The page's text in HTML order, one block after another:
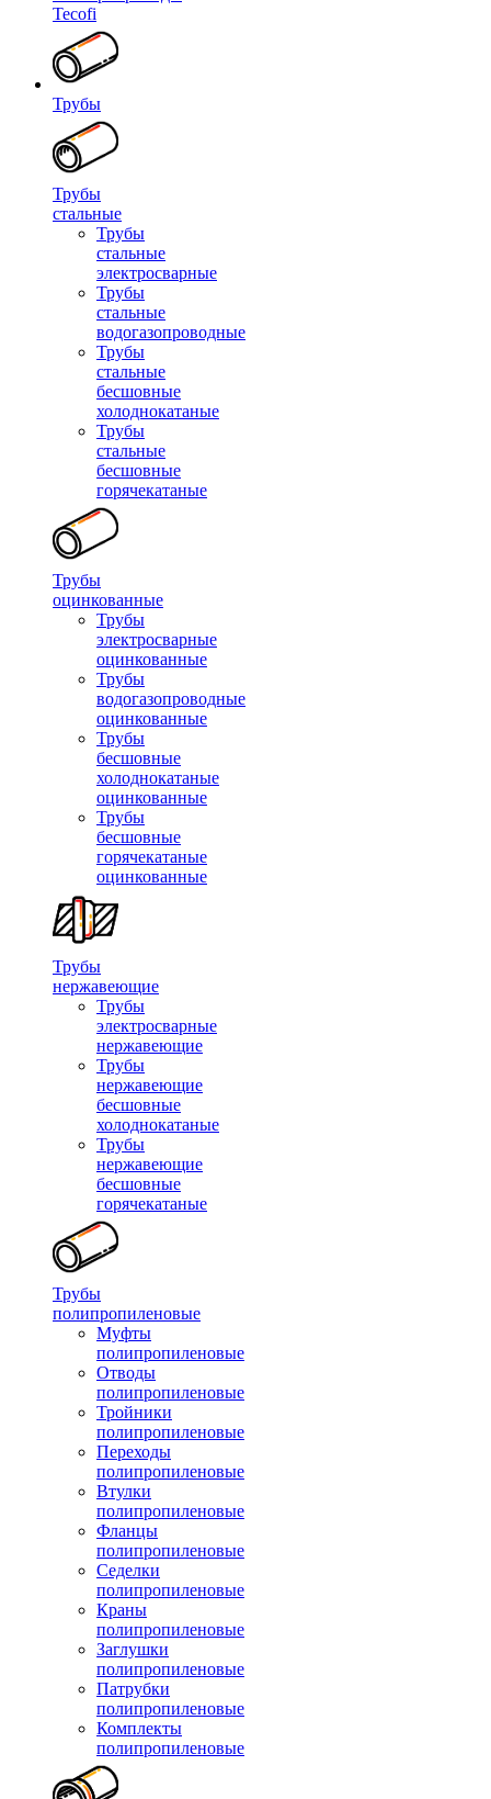
Tecofi
Трубы
Трубы
стальные
Трубы
стальные
электросварные
Трубы
стальные
водогазопроводные
Трубы
стальные
бесшовные
холоднокатаные
Трубы
стальные
бесшовные
горячекатаные
Трубы
оцинкованные
Трубы
электросварные
оцинкованные
Трубы
водогазопроводные
оцинкованные
Трубы
бесшовные
холоднокатаные
оцинкованные
Трубы
бесшовные
горячекатаные
оцинкованные
Трубы
нержавеющие
Трубы
электросварные
нержавеющие
Трубы
нержавеющие
бесшовные
холоднокатаные
Трубы
нержавеющие
бесшовные
горячекатаные
Трубы
полипропиленовые
Муфты
полипропиленовые
Отводы
полипропиленовые
Тройники
полипропиленовые
Переходы
полипропиленовые
Втулки
полипропиленовые
Фланцы
полипропиленовые
Седелки
полипропиленовые
Краны
полипропиленовые
Заглушки
полипропиленовые
Патрубки
полипропиленовые
Комплекты
полипропиленовые